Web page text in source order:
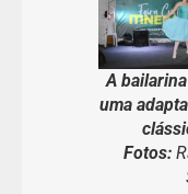
A
uma
Fotos: